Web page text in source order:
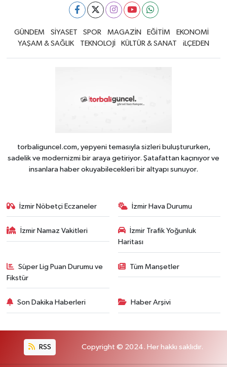
GÜNDEM SİYASET SPOR MAGAZİN EĞİTİM
EKONOMİ
YAŞAM & SAĞLIK
TEKNOLOJİ KÜLTÜR & SANAT iLÇEDEN
torbaliguncel.com, yepyeni temasıyla sizleri buluştururken,
sadelik ve modernizmi bir araya getiriyor. Şatafattan kaçınıyor ve
insanlara haber okuyabilecekleri bir altyapı sunuyor.
İzmir Nöbetçi Eczaneler İzmir Hava Durumu
İzmir Namaz Vakitleri
İzmir Trafik Yoğunluk
Haritası
Süper Lig Puan Durumu ve
Fikstür
Tüm Manşetler
Son Dakika Haberleri Haber Arşivi
RSS Copyright © 2024. Her hakkı saklıdır.